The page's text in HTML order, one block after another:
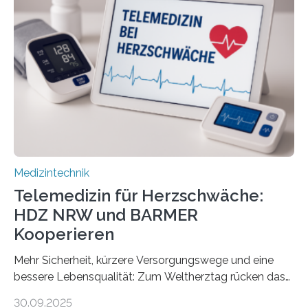
(TUD) richtet sich das Portal sowohl an Patientinnen
und Patienten, aber ebenso an medizinisches
Fachpersonal. Für all diese Zielgruppen bietet sie
speziell zugeschnittene Informationen, um deren
digitale Gesundheitskompetenz zu steigern. MiHUBx ist
Medizintechnik
Telemedizin für Herzschwäche:
HDZ NRW und BARMER
Kooperieren
Mehr Sicherheit, kürzere Versorgungswege und eine
bessere Lebensqualität: Zum Weltherztag rücken das
30.09.2025